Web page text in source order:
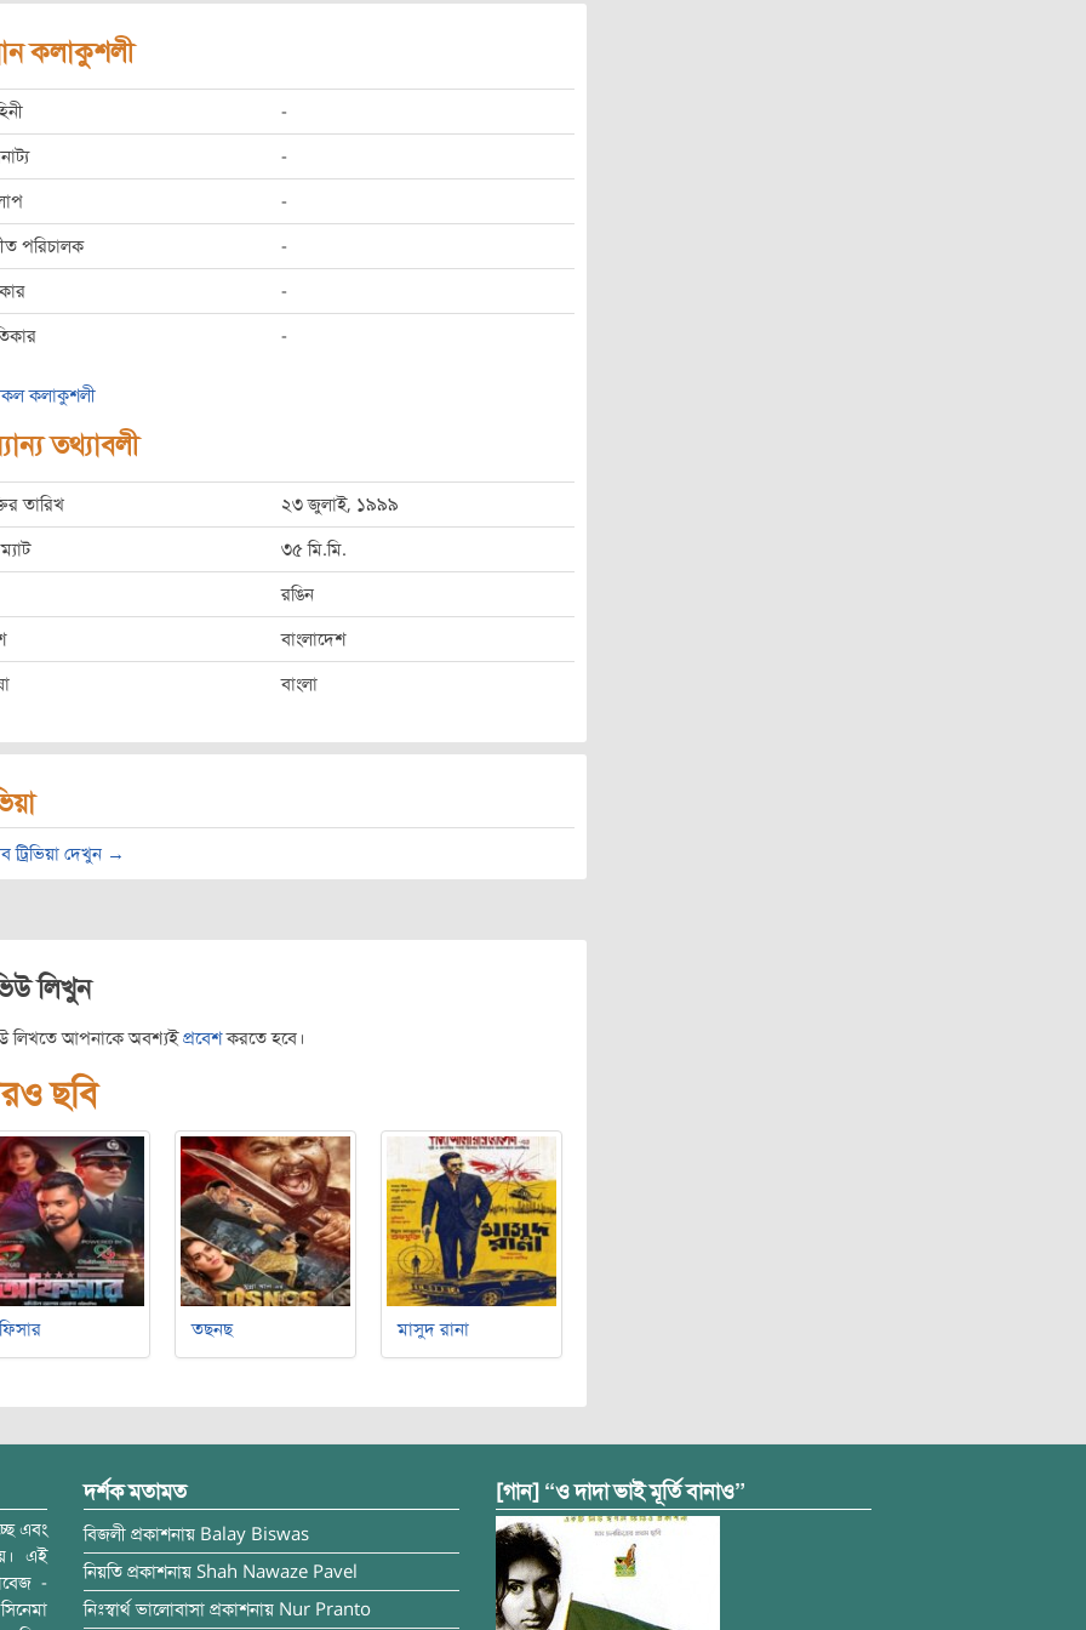
কলাকুশলী
-
-
-
পরিচালক -
-
-
কলাকুশলী
তথ্যাবলী
তারিখ ২৩ জুলাই, ১৯৯৯
৩৫ মি.মি.
রঙিন
বাংলাদেশ
বাংলা
ট্রিভিয়া দেখুন →
লিখুন
লিখতে আপনাকে অবশ্যইপ্রবেশকরতে হবে।
ছবি
তছনছ মাসুদ রানা
এবং
এই
-
দর্শক মতামত
বিজলী প্রকাশনায় Balay Biswas
নিয়তি প্রকাশনায় Shah Nawaze Pavel
নিঃস্বার্থ ভালোবাসা প্রকাশনায় Nur Pranto
[গান] “ও দাদা ভাই মূর্তি বানাও”